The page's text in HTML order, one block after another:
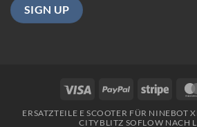
Visa PayPal Stripe
ERSATZTEILE E SCOOTER FÜR NINEBOT
CITYBLITZ SOFLOW NACH